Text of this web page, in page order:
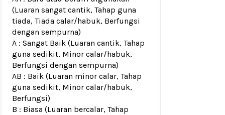
(Luaran sangat cantik, Tahap guna
tiada, Tiada calar/habuk, Berfungsi
dengan sempurna)
A : Sangat Baik (Luaran cantik, Tahap
guna sedikit, Minor calar/habuk,
Berfungsi dengan sempurna)
AB : Baik (Luaran minor calar, Tahap
guna sedikit, Minor calar/habuk,
Berfungsi)
B : Biasa (Luaran bercalar, Tahap